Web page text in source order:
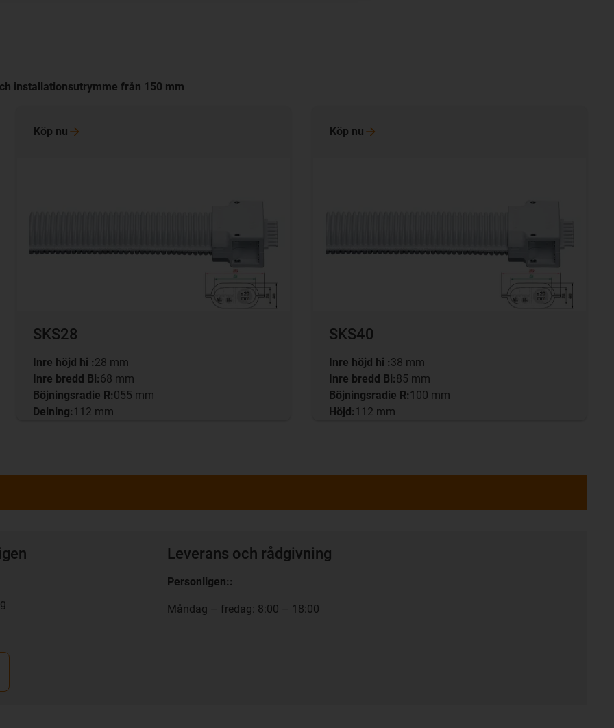
installationsutrymme från 150 mm
SKS28
Inre höjd hi :28 mm
Inre bredd Bi:68 mm
Böjningsradie R:055 mm
Delning:112 mm
Köp nu
SKS40
Inre höjd hi :38 mm
Inre bredd Bi:85 mm
Böjningsradie R:100 mm
Höjd:112 mm
Köp nu
Leverans och rådgivning
Personligen::
Måndag – fredag: 8:00 – 18:00